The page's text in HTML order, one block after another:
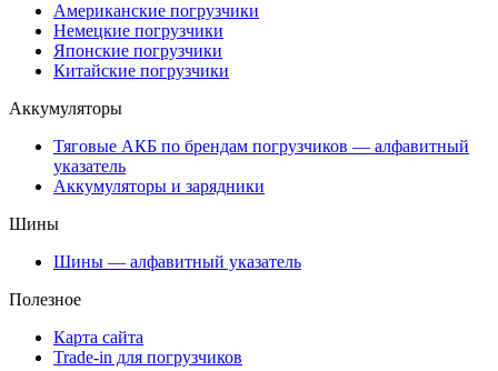
Американские погрузчики
Немецкие погрузчики
Японские погрузчики
Китайские погрузчики
Аккумуляторы
Тяговые АКБ по брендам погрузчиков — алфавитный
указатель
Аккумуляторы и зарядники
Шины
Шины — алфавитный указатель
Полезное
Карта сайта
Trade-in для погрузчиков